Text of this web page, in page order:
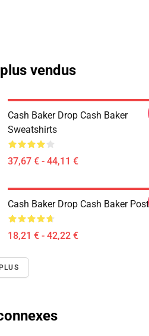
vendus
Cash Baker Drop Cash Baker
Sweatshirts
37,67 € - 44,11 €
Cash Baker Drop Cash Baker
18,21 € - 42,22 €